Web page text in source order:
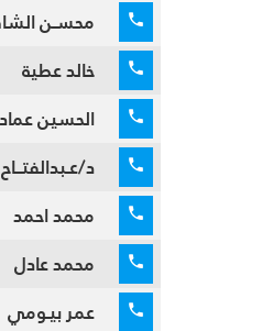
محسـن
خالد عطية
الحسين عماد
د/عـبدالفتــاح
محمد احمد
محمد عادل
عمر بيـومي